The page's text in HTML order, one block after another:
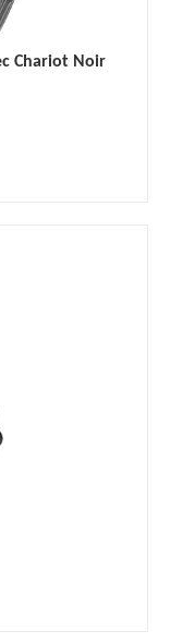
Chariot Noir